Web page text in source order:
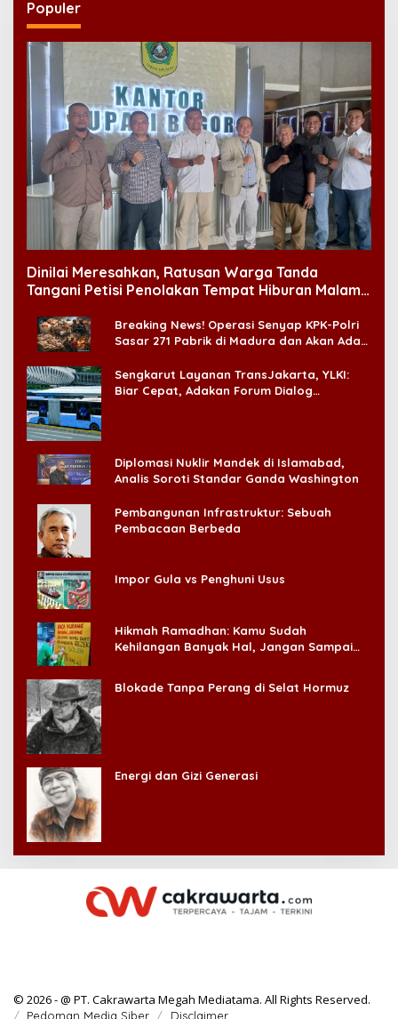
Populer
Dinilai Meresahkan, Ratusan Warga Tanda
Tangani Petisi Penolakan Tempat Hiburan Malam
Breaking News! Operasi Senyap KPK-Polri
Sasar 271 Pabrik di Madura dan Akan Ada
Sengkarut Layanan TransJakarta, YLKI:
Biar Cepat, Adakan Forum Dialog
Diplomasi Nuklir Mandek di Islamabad,
Analis Soroti Standar Ganda Washington
Pembangunan Infrastruktur: Sebuah
Pembacaan Berbeda
Impor Gula vs Penghuni Usus
Hikmah Ramadhan: Kamu Sudah
Kehilangan Banyak Hal, Jangan Sampai
Blokade Tanpa Perang di Selat Hormuz
Energi dan Gizi Generasi
© 2026 - @ PT. Cakrawarta Megah Mediatama. All Rights Reserved.
Pedoman Media Siber Disclaimer